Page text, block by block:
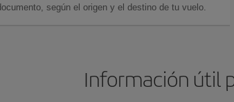
según el origen y el destino de tu vuelo.
Información útil